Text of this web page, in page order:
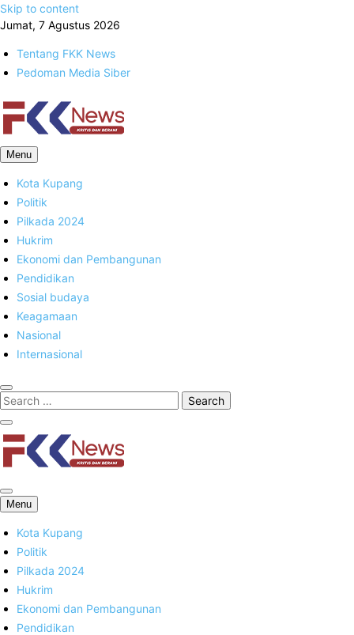
Skip to content
Jumat, 7 Agustus 2026
Tentang FKK News
Pedoman Media Siber
FKK News
Menu
Kota Kupang
Politik
Pilkada 2024
Hukrim
Ekonomi dan Pembangunan
Pendidikan
Sosial budaya
Keagamaan
Nasional
Internasional
FKK News
Menu
Kota Kupang
Politik
Pilkada 2024
Hukrim
Ekonomi dan Pembangunan
Pendidikan